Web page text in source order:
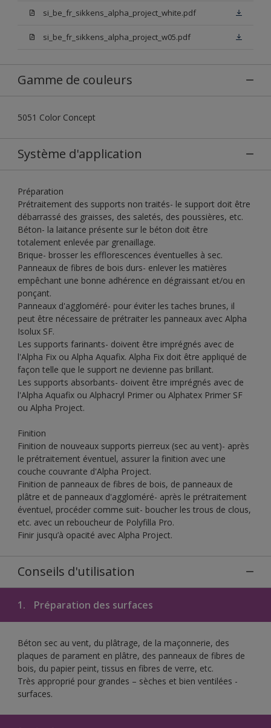
si_be_fr_sikkens_alpha_project_white.pdf
si_be_fr_sikkens_alpha_project_w05.pdf
Gamme de couleurs
5051 Color Concept
Système d'application
Préparation
Prétraitement des supports non traités- le support doit être
débarrassé des graisses, des saletés, des poussières, etc.
Béton- la laitance présente sur le béton doit être
totalement enlevée par grenaillage.
Brique- brosser les efflorescences éventuelles à sec.
Panneaux de fibres de bois durs- enlever les matières
empêchant une bonne adhérence en dégraissant et/ou en
ponçant.
Panneaux d'aggloméré- pour éviter les taches brunes, il
peut être nécessaire de prétraiter les panneaux avec Alpha
Isolux SF.
Les supports farinants- doivent être imprégnés avec de
l'Alpha Fix ou Alpha Aquafix. Alpha Fix doit être appliqué de
façon telle que le support ne devienne pas brillant.
Les supports absorbants- doivent être imprégnés avec de
l'Alpha Aquafix ou Alphacryl Primer ou Alphatex Primer SF
ou Alpha Project.
Finition
Finition de nouveaux supports pierreux (sec au vent)- après
le prétraitement éventuel, assurer la finition avec une
couche couvrante d'Alpha Project.
Finition de panneaux de fibres de bois, de panneaux de
plâtre et de panneaux d'aggloméré- après le prétraitement
éventuel, procéder comme suit- boucher les trous de clous,
etc. avec un reboucheur de Polyfilla Pro.
Finir jusqu’à opacité avec Alpha Project.
Conseils d'utilisation
1. Préparation des surfaces
Béton sec au vent, du plâtrage, de la maçonnerie, des
plaques de parament en plâtre, des panneaux de fibres de
bois, du papier peint, tissus en fibres de verre, etc.
Très approprié pour grandes – sèches et bien ventilées -
surfaces.